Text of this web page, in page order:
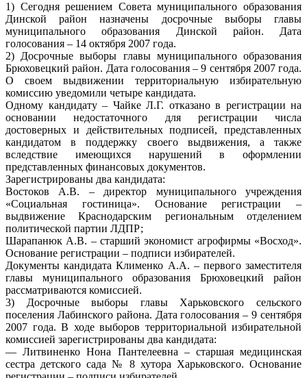
1) Сегодня решением Совета муниципального образования
Динской район назначены досрочные выборы главы
муниципального образования Динской район. Дата
голосования – 14 октября 2007 года.
2) Досрочные выборы главы муниципального образования
Брюховецкий район. Дата голосования – 9 сентября 2007 года.
О своем выдвижении территориальную избирательную
комиссию уведомили четыре кандидата.
Одному кандидату – Чайке Л.Г. отказано в регистрации на
основании недостаточного для регистрации числа
достоверных и действительных подписей, представленных
кандидатом в поддержку своего выдвижения, а также
вследствие имеющихся нарушений в оформлении
представленных финансовых документов.
Зарегистрированы два кандидата:
Востоков А.В. – директор муниципального учреждения
«Социальная гостиница». Основание регистрации –
выдвижение Краснодарским региональным отделением
политической партии ЛДПР;
Шарапанюк А.В. – старший экономист агрофирмы «Восход».
Основание регистрации – подписи избирателей.
Документы кандидата Клименко А.А. – первого заместителя
главы муниципального образования Брюховецкий район
рассматриваются комиссией.
3) Досрочные выборы главы Харьковского сельского
поселения Лабинского района. Дата голосования – 9 сентября
2007 года. В ходе выборов территориальной избирательной
комиссией зарегистрированы два кандидата:
— Литвиненко Нона Пантелеевна – старшая медицинская
сестра детского сада № 8 хутора Харьковского. Основание